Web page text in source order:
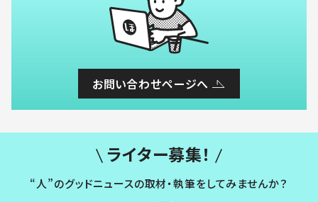
お問い合わせページへ
ライター募集！
“人”のグッドニュースの取材・執筆をしてみませんか？